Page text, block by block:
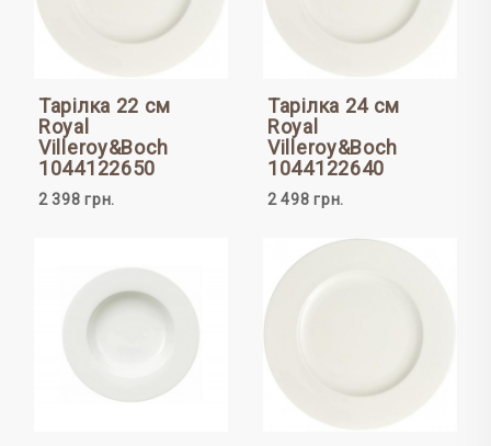
Тарілка 22 см
Royal
Villeroy&Boch
1044122650
2 398 грн.
Тарілка 24 см
Royal
Villeroy&Boch
1044122640
2 498 грн.